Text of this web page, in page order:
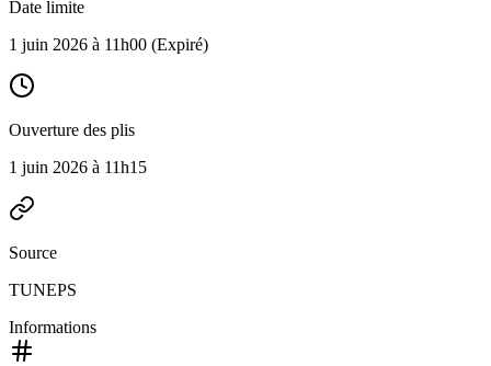
Date limite
1 juin 2026 à 11h00 (Expiré)
Ouverture des plis
1 juin 2026 à 11h15
Source
TUNEPS
Informations